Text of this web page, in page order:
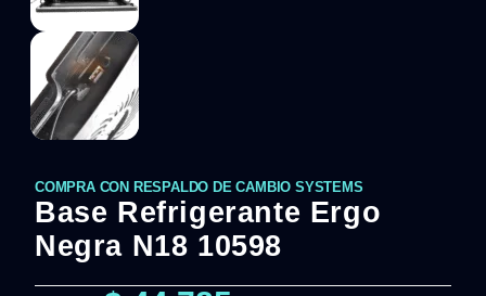
COMPRA CON RESPALDO DE CAMBIO SYSTEMS
Base Refrigerante Ergo
Negra N18 10598